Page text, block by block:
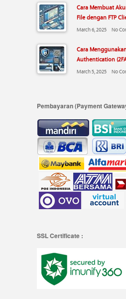
Cara Membuat
File dengan FTP
March 6, 2025 No
Cara
Authentication
March 5, 2025 No
Pembayaran (Payment
SSL Certificate :